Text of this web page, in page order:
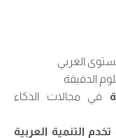
العربي
الدقيقة
في مجالات الذكاء
التنمية العربية